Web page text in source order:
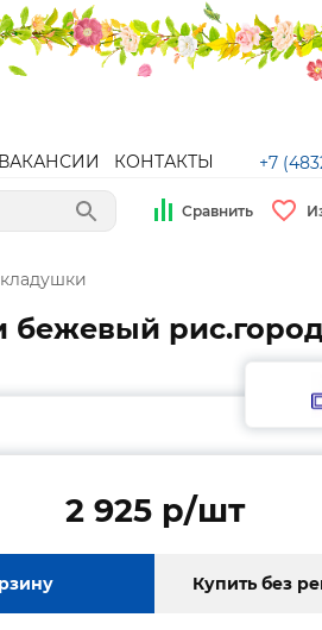
ВАКАНСИИ КОНТАКТЫ +7
Сравнить
бежевый
2 925 p/шт
Купить без